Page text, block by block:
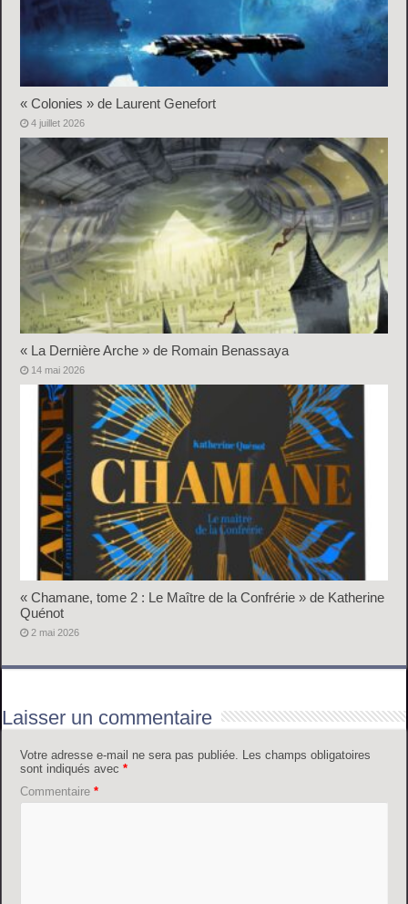
« Colonies » de Laurent Genefort
4 juillet 2026
« La Dernière Arche » de Romain Benassaya
14 mai 2026
« Chamane, tome 2 : Le Maître de la Confrérie » de Katherine
Quénot
2 mai 2026
Laisser un commentaire
Votre adresse e-mail ne sera pas publiée.
Les champs obligatoires
sont indiqués avec*
Commentaire*